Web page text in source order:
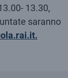
13.30,
saranno